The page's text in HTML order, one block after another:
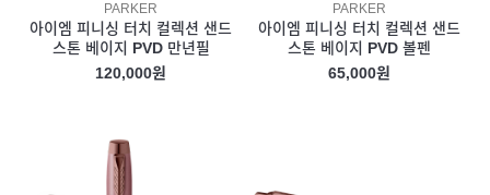
PARKER
아이엠 피니싱 터치 컬렉션 샌드
스톤 베이지 PVD 만년필
120,000원
PARKER
아이엠 피니싱 터치 컬렉션 샌드
스톤 베이지 PVD 볼펜
65,000원